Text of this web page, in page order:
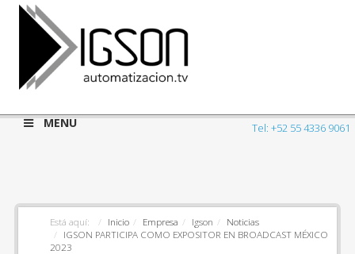
MENU Tel: +52 55 4336 9061
Está aquí: Inicio Empresa Igson
Noticias
IGSON PARTICIPA COMO EXPOSITOR EN BROADCAST MÉXICO
2023